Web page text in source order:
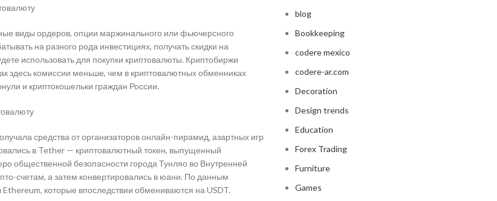
виды ордеров, опции маржинального или фьючерсного
на разного рода инвестициях, получать скидки на
использовать для покупки криптовалюты. Криптобиржи
здесь комиссии меньше, чем в криптовалютных обменниках
и криптокошельки граждан России.
средства от организаторов онлайн-пирамид, азартных игр
в Tether — криптовалютный токен, выпущенный
общественной безопасности города Тунляо во Внутренней
счетам, а затем конвертировались в юани. По данным
которые впоследствии обмениваются на USDT.
blog
Bookkeeping
codere mexico
codere-ar.com
Decoration
Design trends
Education
Forex Trading
Furniture
Games